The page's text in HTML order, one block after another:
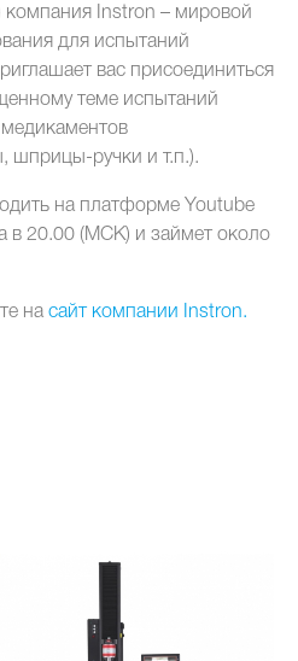
Instron – мировой
для испытаний
вас присоединиться
теме испытаний
шприцы-ручки и т.п.).
на платформе Youtube
в 20.00 (МСК) и займет около
на сайт компании Instron.